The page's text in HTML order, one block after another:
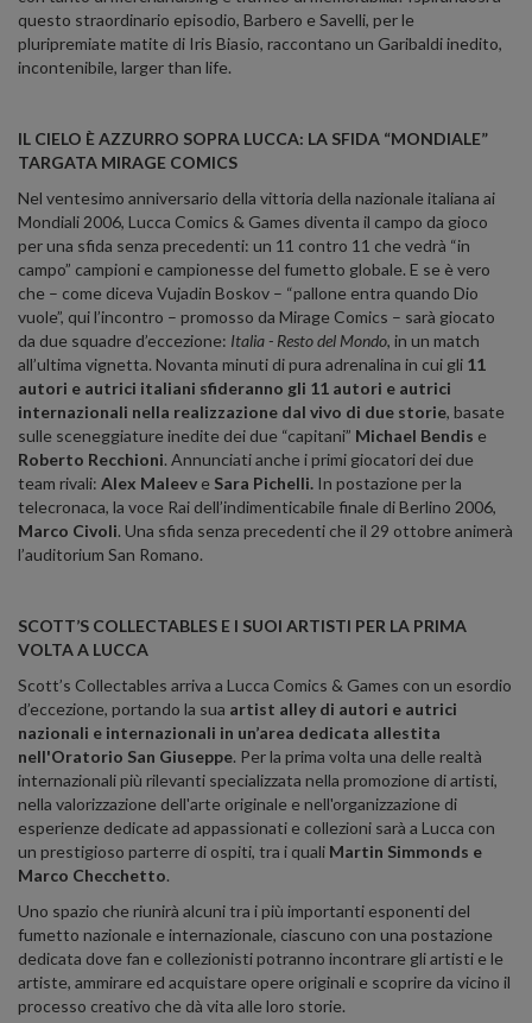
questo straordinario episodio, Barbero e Savelli, per le
pluripremiate matite di Iris Biasio, raccontano un Garibaldi inedito,
incontenibile, larger than life.
IL CIELO È AZZURRO SOPRA LUCCA: LA SFIDA “MONDIALE”
TARGATA MIRAGE COMICS
Nel ventesimo anniversario della vittoria della nazionale italiana ai
Mondiali 2006, Lucca Comics & Games diventa il campo da gioco
per una sfida senza precedenti: un 11 contro 11 che vedrà “in
campo” campioni e campionesse del fumetto globale. E se è vero
che – come diceva Vujadin Boskov – “pallone entra quando Dio
vuole”, qui l’incontro – promosso da Mirage Comics – sarà giocato
da due squadre d’eccezione: Italia - Resto del Mondo, in un match
all’ultima vignetta. Novanta minuti di pura adrenalina in cui gli 11
autori e autrici italiani sfideranno gli 11 autori e autrici
internazionali nella realizzazione dal vivo di due storie, basate
sulle sceneggiature inedite dei due “capitani” Michael Bendis e
Roberto Recchioni. Annunciati anche i primi giocatori dei due
team rivali: Alex Maleev e Sara Pichelli. In postazione per la
telecronaca, la voce Rai dell’indimenticabile finale di Berlino 2006,
Marco Civoli. Una sfida senza precedenti che il 29 ottobre animerà
l’auditorium San Romano.
SCOTT’S COLLECTABLES E I SUOI ARTISTI PER LA PRIMA
VOLTA A LUCCA
Scott’s Collectables arriva a Lucca Comics & Games con un esordio
d’eccezione, portando la sua artist alley di autori e autrici
nazionali e internazionali in un’area dedicata allestita
nell'Oratorio San Giuseppe. Per la prima volta una delle realtà
internazionali più rilevanti specializzata nella promozione di artisti,
nella valorizzazione dell'arte originale e nell'organizzazione di
esperienze dedicate ad appassionati e collezioni sarà a Lucca con
un prestigioso parterre di ospiti, tra i quali Martin Simmonds e
Marco Checchetto.
Uno spazio che riunirà alcuni tra i più importanti esponenti del
fumetto nazionale e internazionale, ciascuno con una postazione
dedicata dove fan e collezionisti potranno incontrare gli artisti e le
artiste, ammirare ed acquistare opere originali e scoprire da vicino il
processo creativo che dà vita alle loro storie.